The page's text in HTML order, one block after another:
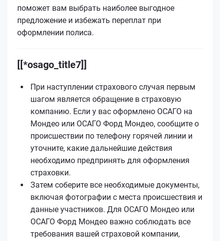
поможет вам выбрать наиболее выгодное
предложение и избежать переплат при
оформлении полиса.
[[*osago_title7]]
При наступлении страхового случая первым
шагом является обращение в страховую
компанию. Если у вас оформлено ОСАГО на
Мондео или ОСАГО Форд Мондео, сообщите о
происшествии по телефону горячей линии и
уточните, какие дальнейшие действия
необходимо предпринять для оформления
страховки.
Затем соберите все необходимые документы,
включая фотографии с места происшествия и
данные участников. Для ОСАГО Мондео или
ОСАГО Форд Мондео важно соблюдать все
требования вашей страховой компании,